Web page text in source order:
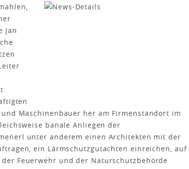
Jan
Maschinenbauer her am Firmenstandort im
banale Anliegen der
unter anderem einen Architekten mit der
ein Lärmschutzgutachten einreichen, auf
Feuerwehr und der Naturschutzbehörde